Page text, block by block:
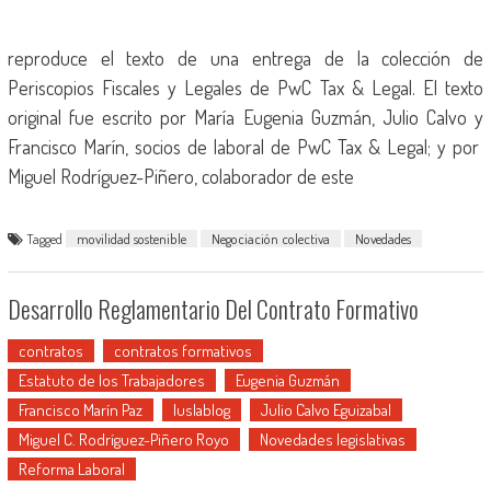
reproduce el texto de una entrega de la colección de
Periscopios Fiscales y Legales de PwC Tax & Legal. El texto
original fue escrito por María Eugenia Guzmán, Julio Calvo y
Francisco Marín, socios de laboral de PwC Tax & Legal; y por
Miguel Rodríguez-Piñero, colaborador de este
Tagged movilidad sostenible Negociación colectiva Novedades
Desarrollo Reglamentario Del Contrato Formativo
contratos
contratos formativos
Estatuto de los Trabajadores
Eugenia Guzmán
Francisco Marín Paz
Iuslablog
Julio Calvo Eguizabal
Miguel C. Rodríguez-Piñero Royo
Novedades legislativas
Reforma Laboral